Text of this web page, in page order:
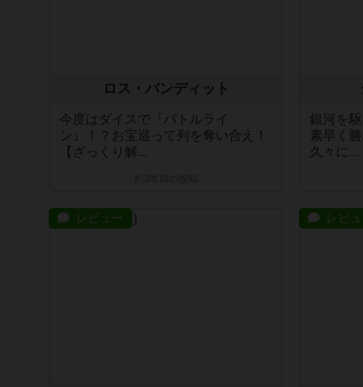
ロス・バンディット
今度はダイスで『バトルライ
ン』！？お宝巡って列を奪い合え！
【ざっくり解...
銀河を
素早く
久々に...
レビュー レビ